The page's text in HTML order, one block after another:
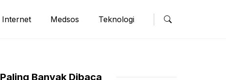
Internet Medsos Teknologi
Paling Banyak Dibaca